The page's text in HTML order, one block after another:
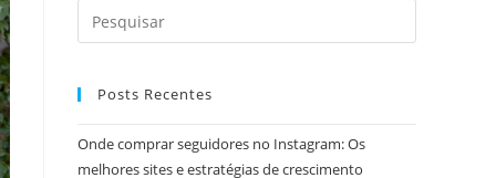
Posts Recentes
Onde comprar seguidores no Instagram: Os
melhores sites e estratégias de crescimento